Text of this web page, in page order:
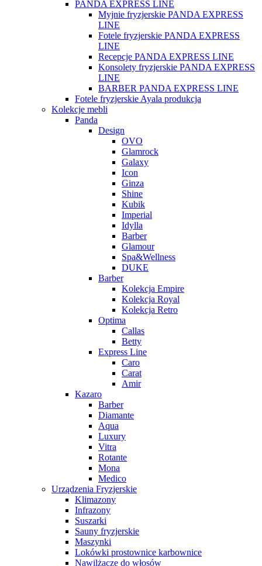
PANDA EXPRESS LINE
Myjnie fryzjerskie PANDA EXPRESS
LINE
Fotele fryzjerskie PANDA EXPRESS
LINE
Recepcje PANDA EXPRESS LINE
Konsolety fryzjerskie PANDA EXPRESS
LINE
BARBER PANDA EXPRESS LINE
Fotele fryzjerskie Ayala produkcja
Kolekcje mebli
Panda
Design
OVO
Glamrock
Galaxy
Icon
Ginza
Shine
Kubik
Imperial
Idylla
Barber
Glamour
Spa&Wellness
DUKE
Barber
Kolekcja Empire
Kolekcja Royal
Kolekcja Retro
Optima
Callas
Betty
Express Line
Caro
Carat
Amir
Kazaro
Barber
Diamante
Aqua
Luxury
Vitra
Rotante
Mona
Medico
Urządzenia Fryzjerskie
Klimazony
Infrazony
Suszarki
Sauny fryzjerskie
Maszynki
Lokówki prostownice karbownice
Nawilżacze do włosów